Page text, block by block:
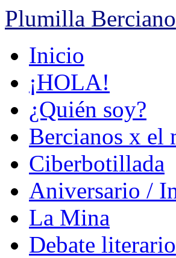
Plumilla Berciano
contenidoInicio
¡HOLA!
¿Quién soy?
Bercianos x el
Ciberbotillada
Aniversario /
La Mina
Debate literario